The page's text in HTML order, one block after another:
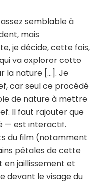
semblable à
mais
je décide, cette fois,
va explorer cette
la nature […]. Je
car seul ce procédé
de nature à mettre
Il faut rajouter que
— est interactif.
du film (notamment
pétales de cette
en jaillissement et
devant le visage du